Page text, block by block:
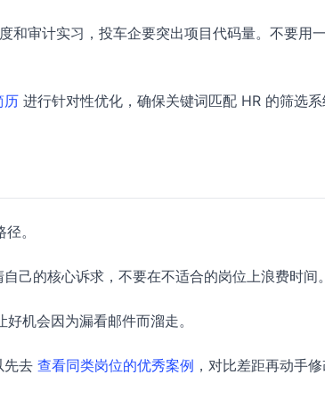
和审计实习，投车企要突出项目代码量。不要用
历 进行针对性优化，确保关键词匹配 HR 的筛选系
。
己的核心诉求，不要在不适合的岗位上浪费时间。
机会因为漏看邮件而溜走。
先去 查看同类岗位的优秀案例 ，对比差距再动手修